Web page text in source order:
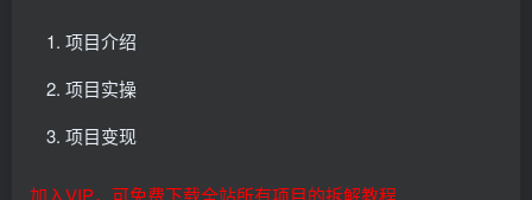
项目介绍
项目实操
项目变现
加入VIP，可免费下载全站所有项目的拆解教程